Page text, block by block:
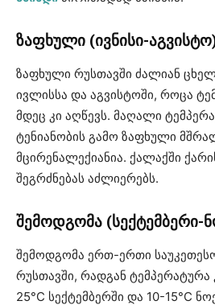
ზაფხული (ივნისი-
ზაფხული რუსთავში ძალიან
ივლისსა და აგვისტოში, როცა
მდეც კი აღწევს. მაღალი
ტენიანობის გამო ზაფხული
მცირენალექიანია. ქალაქში
შეგრძნებას აძლიერებს.
შემოდგომა (სექტემბერი-
შემოდგომა ერთ-ერთი
რუსთავში, რადგან
25°C სექტემბერში და 10-15°C